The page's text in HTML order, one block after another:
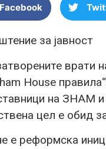
Facebook
за јавност
врати
House
на ЗНАМ и
цел е обид
е реформска